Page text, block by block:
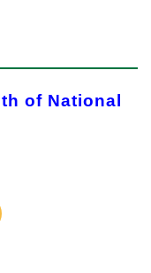
of National